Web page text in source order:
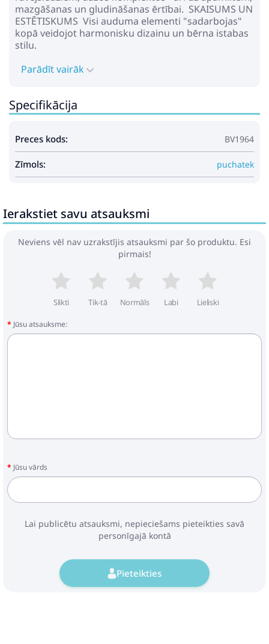
mazgāšanas un gludināšanas ērtībai. SKAISUMS UN
ESTĒTISKUMS Visi auduma elementi "sadarbojas"
kopā veidojot harmonisku dizainu un bērna istabas
stilu.
Parādīt vairāk
Specifikācija
Preces kods: BV1964
Zīmols: puchatek
Ierakstiet savu atsauksmi
Neviens vēl nav uzrakstījis atsauksmi par šo produktu. Esi
pirmais!
Slikti Tik-tā Normāls Labi Lieliski
Jūsu atsauksme:
Jūsu vārds
Lai publicētu atsauksmi, nepieciešams pieteikties savā
personīgajā kontā
Pieteikties